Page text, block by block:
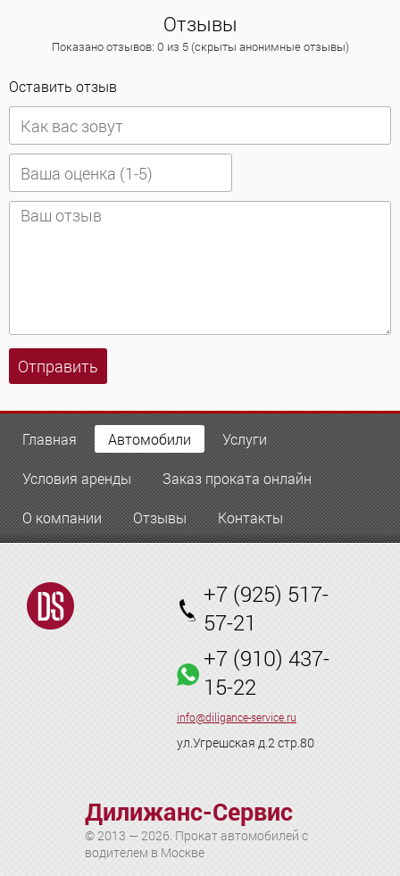
Отзывы
Показано отзывов: 0 из 5 (скрыты анонимные отзывы)
Оставить отзыв
Отправить
Главная Автомобили Услуги
Условия аренды Заказ проката онлайн
О компании Отзывы Контакты
+7 (925) 517-
57-21
+7 (910) 437-
15-22
info@diligance-service.ru
ул.Угрешская д.2 стр.80
Дилижанс-Сервис
© 2013 — 2026. Прокат автомобилей с
водителем в Москве